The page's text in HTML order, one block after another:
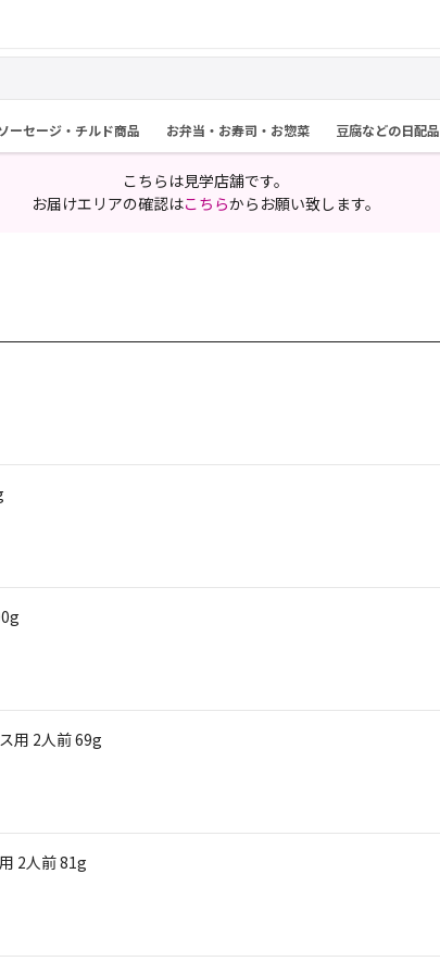
ーセージ・チルド商品 お弁当・お寿司・お惣菜 豆腐などの日配品
こちらは見学店舗です。
お届けエリアの確認はこちらからお願い致します。
用 2人前 69g
2人前 81g